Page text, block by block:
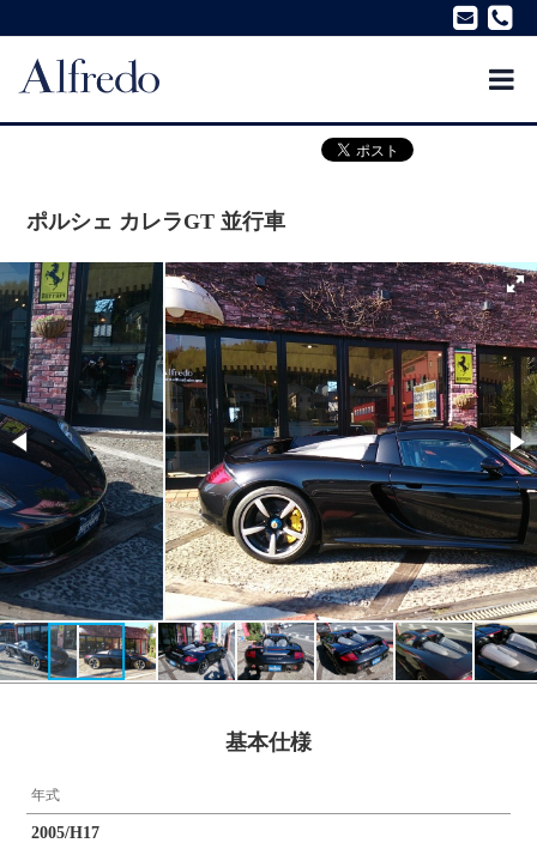
ポルシェ カレラGT 並行車
基本仕様
年式
2005/H17